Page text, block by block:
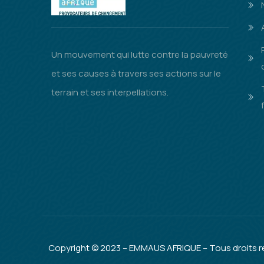
Un mouvement qui lutte contre la pauvreté
et ses causes à travers ses actions sur le
terrain et ses interpellations.
Copyright © 2023 – EMMAUS AFRIQUE – Tous droits